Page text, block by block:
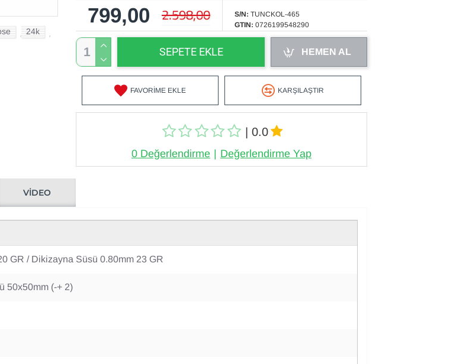
, 24k ,
| 0.0
0 Değerlendirme Değerlendirme Yap
799,00 2.598,00 S/N: TUNCKOL-465
GTIN: 0726199548290
SEPETE EKLE HEMEN AL
FAVORIME EKLE KARŞILAŞTIR
VIDEO
GR / Dikizayna Süsü 0.80mm 23 GR
50x50mm (-+ 2)